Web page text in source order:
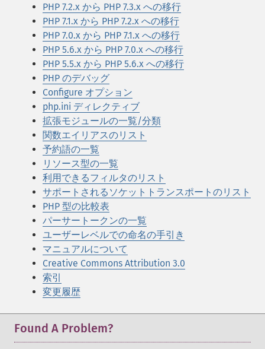
PHP 7.2.x から PHP 7.3.x への移行
PHP 7.1.x から PHP 7.2.x への移行
PHP 7.0.x から PHP 7.1.x への移行
PHP 5.6.x から PHP 7.0.x への移行
PHP 5.5.x から PHP 5.6.x への移行
PHP のデバッグ
Configure オプション
php.ini ディレクティブ
拡張モジュールの一覧/分類
関数エイリアスのリスト
予約語の一覧
リソース型の一覧
利用できるフィルタのリスト
サポートされるソケットトランスポートのリスト
PHP 型の比較表
パーサートークンの一覧
ユーザーレベルでの命名の手引き
マニュアルについて
Creative Commons Attribution 3.0
索引
変更履歴
Found A Problem?